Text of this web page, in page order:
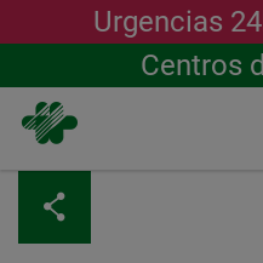
contenido
principal
Urgencias
Centros